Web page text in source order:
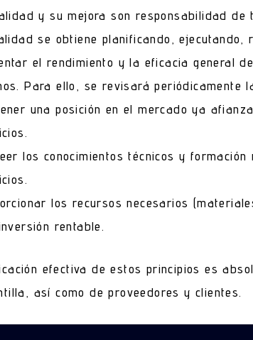
y su mejora son responsabilidad
se obtiene planificando,
el rendimiento y la eficacia general
Para ello, se revisará periódicamente
una posición en el mercado ya
los conocimientos técnicos y
los recursos necesarios
rentable.
efectiva de estos principios es
así como de proveedores y clientes.